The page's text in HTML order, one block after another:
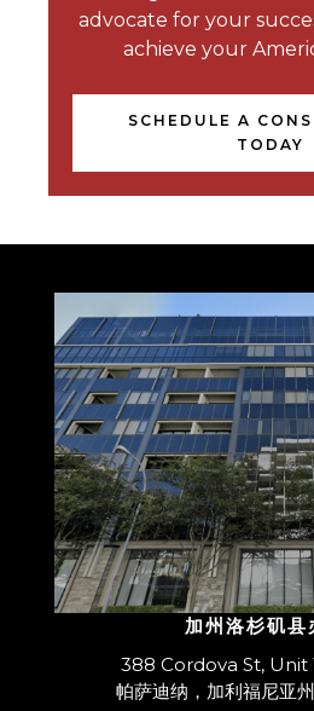
advocate for your
achieve your
SCHEDULE A
TODAY
加州洛杉矶县
388 Cordova St, Unit
帕萨迪纳，加利福尼亚